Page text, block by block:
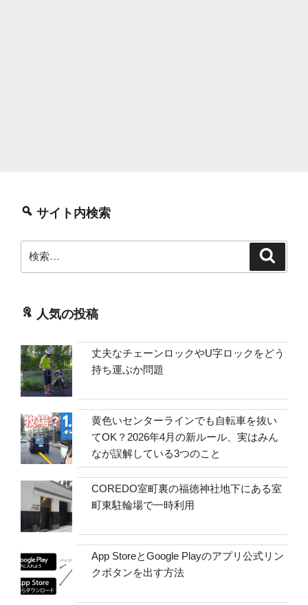
サイト内検索
索:
人気の投稿
丈夫なチェーンロックやU字ロックをどう
持ち運ぶか問題
黄色いセンターラインでも自転車を抜い
てOK？2026年4月の新ルール、実はみん
なが誤解している3つのこと
COREDO室町裏の福徳神社地下にある室
町東駐輪場で一時利用
App StoreとGoogle Playのアプリ公式リン
クボタンを出す方法